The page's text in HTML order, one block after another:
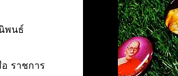
พนธ์
ราชการ